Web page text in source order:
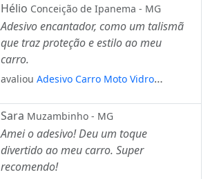
Hélio Conceição de Ipanema - MG
Adesivo encantador, como um talismã
que traz proteção e estilo ao meu
carro.
avaliou Adesivo Carro Moto Vidro
Mod:4483
Sara Muzambinho - MG
Amei o adesivo! Deu um toque
divertido ao meu carro. Super
recomendo!